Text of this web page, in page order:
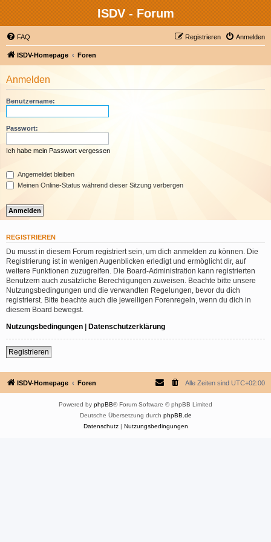
ISDV - Forum
FAQ Anmelden
Registrieren
ISDV-Homepage Foren
Anmelden
Benutzername:
Passwort:
Ich habe mein Passwort vergessen
Angemeldet bleiben
Meinen Online-Status während dieser Sitzung verbergen
REGISTRIEREN
Du musst in diesem Forum registriert sein, um dich anmelden zu können. Die
Registrierung ist in wenigen Augenblicken erledigt und ermöglicht dir, auf
weitere Funktionen zuzugreifen. Die Board-Administration kann registrierten
Benutzern auch zusätzliche Berechtigungen zuweisen. Beachte bitte unsere
Nutzungsbedingungen und die verwandten Regelungen, bevor du dich
registrierst. Bitte beachte auch die jeweiligen Forenregeln, wenn du dich in
diesem Board bewegst.
Nutzungsbedingungen | Datenschutzerklärung
Registrieren
ISDV-Homepage Foren Alle Zeiten sind UTC+02:00
Powered by phpBB® Forum Software © phpBB Limited
Deutsche Übersetzung durch phpBB.de
Datenschutz| Nutzungsbedingungen